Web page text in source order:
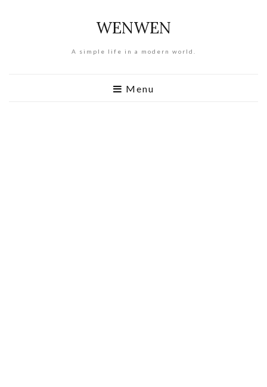
WENWEN
A simple life in a modern world.
Menu